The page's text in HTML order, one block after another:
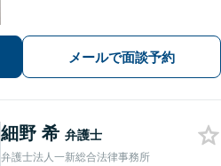
／労働／インターネットなど、ご相談
ください【WEB面談対応】【女性弁護
メールで面談予約
細野 希 弁護士
弁護士法人一新総合法律事務所